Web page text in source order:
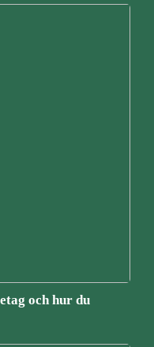
och hur du